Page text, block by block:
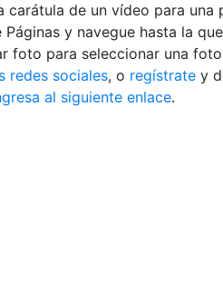
de un vídeo para
Páginas y navegue hasta la
foto para seleccionar una
redes sociales, o regístrate y
al siguiente enlace.